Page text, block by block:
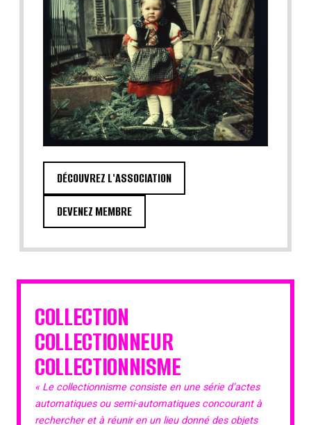
DÉCOUVREZ L'ASSOCIATION
DEVENEZ MEMBRE
COLLECTION
COLLECTIONNEUR
COLLECTIONNISME
« Le collectionnisme consiste en une série d’actes
automatiques ou semi-automatiques concourant à
rechercher et à réunir en un lieu donné des objets